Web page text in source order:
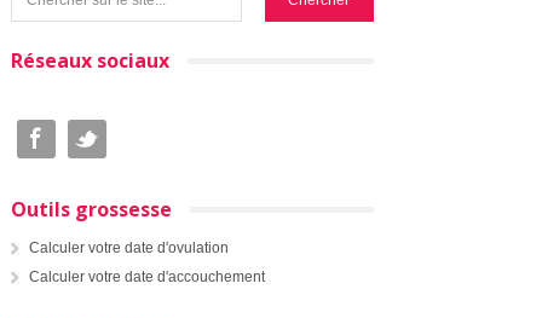
Réseaux sociaux
Outils grossesse
Calculer votre date d'ovulation
Calculer votre date d'accouchement